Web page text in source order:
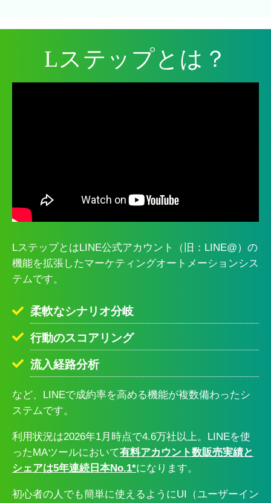
Lステップとは？
LステップとはLINE公式アカウント（旧：LINE@）の
機能を拡張したマーケティングオートメーションシス
テムです。
柔軟なシナリオ分岐
行動のスコアリング
流入経路分析
など、LINEで成約率を高める機能が複数備わったシ
ステムです。
利用状況は2026年1月時点で4.6万社以上。LINEを使
ったMAツールにおいて有料アカウント数販売実績と
シェアは5年連続日本No.1*になります。
初心者の人でも簡単に使えるようにUI（ユーザーイン